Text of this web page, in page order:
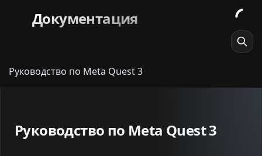
Документация
Руководство по Meta Quest 3
Руководство по Meta Quest 3